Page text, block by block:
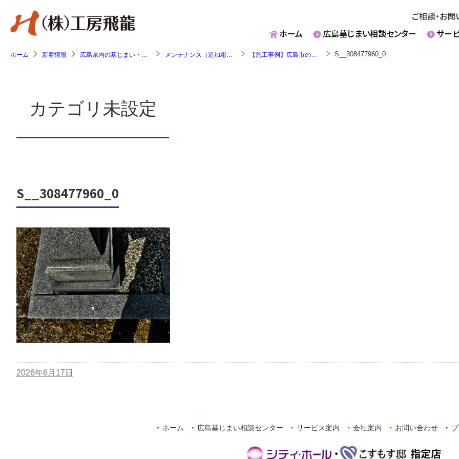
ご相談・お問
ホーム 広島墓じまい相談センター サー
ホーム 新着情報 メンテナンス（追加彫刻・傾き直し等） S__308477960_0
カテゴリ未設定
S__308477960_0
2026年6月17日
ホーム 広島墓じまい相談センター サービス案内 会社案内 お問い合わせ